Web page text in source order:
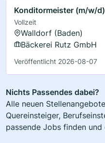
Konditormeister (m/w/d)
Vollzeit
Walldorf (Baden)
Bäckerei Rutz GmbH
Veröffentlicht 2026-08-07
Nichts Passendes dabei?
Alle neuen
Quereinsteiger,
passende Jobs finden